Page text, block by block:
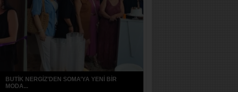
BUTİK NERGİZ’DEN SOMA’YA YENİ BİR
MODA...